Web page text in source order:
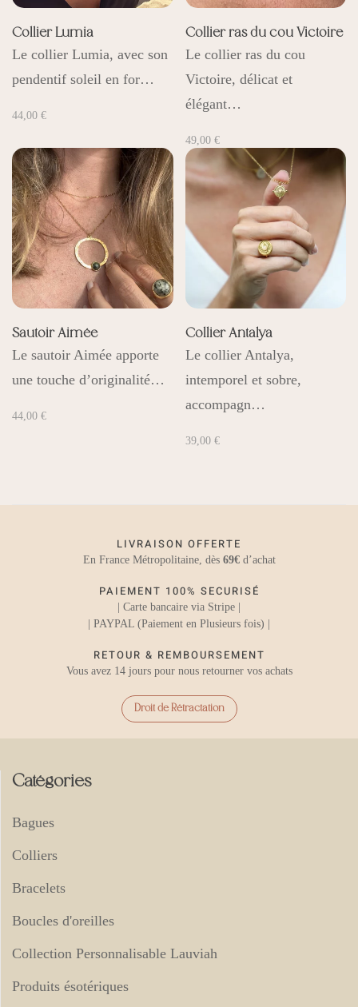
Collier Lumia
Le collier Lumia, avec son
pendentif soleil en for…
44,00 €
Collier ras du cou Victoire
Le collier ras du cou
Victoire, délicat et
élégant…
49,00 €
Sautoir Aimée
Le sautoir Aimée apporte
une touche d’originalité…
44,00 €
Collier Antalya
Le collier Antalya,
intemporel et sobre,
accompagn…
39,00 €
LIVRAISON OFFERTE
En France Métropolitaine, dès 69€d’achat
PAIEMENT 100% SECURISÉ
| Carte bancaire via Stripe |
| PAYPAL (Paiement en Plusieurs fois) |
RETOUR & REMBOURSEMENT
Vous avez 14 jours pour nous retourner vos achats
Droit de Rétractation
Catégories
Bagues
Colliers
Bracelets
Boucles d'oreilles
Collection Personnalisable Lauviah
Produits ésotériques